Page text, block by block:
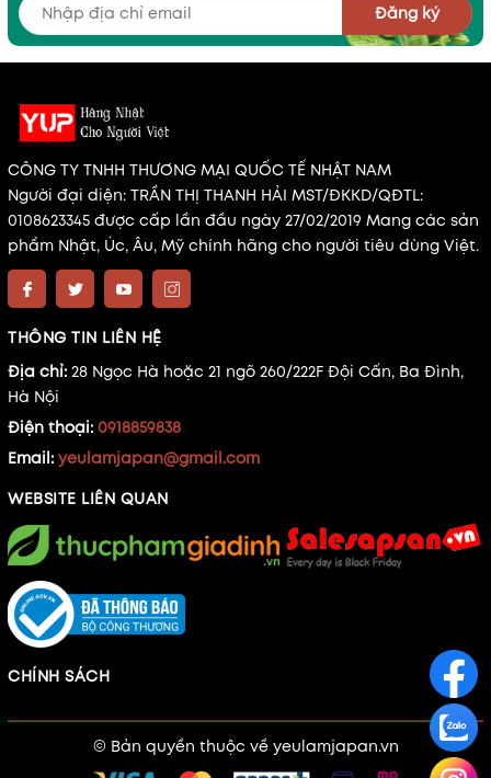
Đăng ký
CÔNG TY TNHH THƯƠNG MẠI QUỐC TẾ NHẬT NAM
Người đại diện: TRẦN THỊ THANH HẢI MST/ĐKKD/QĐTL:
0108623345 được cấp lần đầu ngày 27/02/2019 Mang các sản
phẩm Nhật, Úc, Âu, Mỹ chính hãng cho người tiêu dùng Việt.
THÔNG TIN LIÊN HỆ
Địa chỉ: 28 Ngọc Hà hoặc 21 ngõ 260/222F Đội Cấn, Ba Đình,
Hà Nội
Điện thoại: 0918859838
Email: yeulamjapan@gmail.com
WEBSITE LIÊN QUAN
CHÍNH SÁCH
© Bản quyền thuộc về yeulamjapan.vn